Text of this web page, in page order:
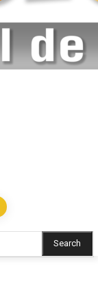
Search